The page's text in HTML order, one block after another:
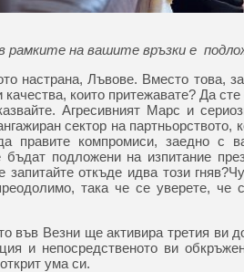
рамките на вашите връзки е
настрана, Лъвове. Вместо това,
качества, които притежавате? Да
Агресивният Марс и
сектор на партньорството,
правите компромиси, заедно с
бъдат подложени на изпитание
запитайте откъде идва този
така че се уверете, че
във Везни ще активира третия ви
и непосредственото ви
ума си.